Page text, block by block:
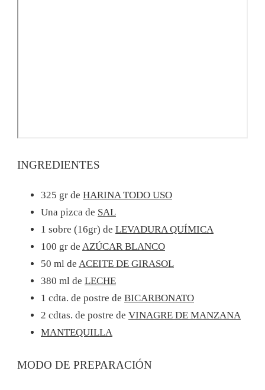
INGREDIENTES
325 gr de HARINA TODO USO
Una pizca de SAL
1 sobre (16gr) de LEVADURA QUÍMICA
100 gr de AZÚCAR BLANCO
50 ml de ACEITE DE GIRASOL
380 ml de LECHE
1 cdta. de postre de BICARBONATO
2 cdtas. de postre de VINAGRE DE MANZANA
MANTEQUILLA
MODO DE PREPARACIÓN